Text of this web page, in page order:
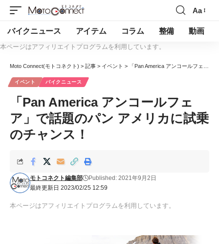
Aa
バイクニュース アイテム コラム 整備 動画
本ページはアフィリエイトプログラムを利用しています。
Moto Connect(モトコネクト) > 記事 > イベント > 「Pan America アンコールフェア」で話題のパン アメリカに試乗のチャンス！
イベント バイクニュース
「Pan America アンコールフェ
ア」で話題のパン アメリカに試乗
のチャンス！
最終更新日 2023/02/25 12:59
モトコネクト編集部 Published: 2021年9月2日
本ページはアフィリエイトプログラムを利用しています。